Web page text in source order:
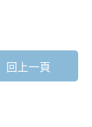
回上一頁